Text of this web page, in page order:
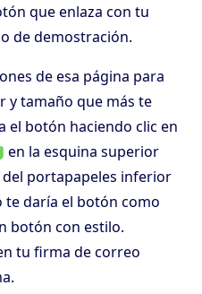
que enlaza con tu
de demostración.
de esa página para
y tamaño que más te
el botón haciendo clic en
en la esquina superior
portapapeles inferior
te daría el botón como
botón con estilo.
tu firma de correo